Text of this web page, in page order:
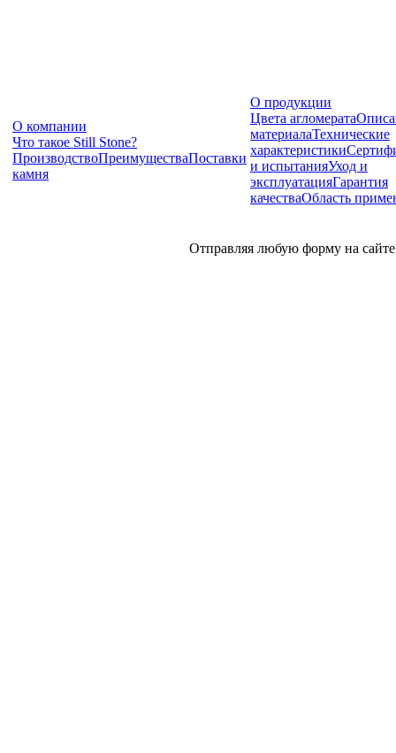
О компании
Что такое Still Stone?
ПроизводствоПреимуществаПоставки
камня
О продукции
Цвета агломерата
материалаТехнические
характеристики
и испытанияУход и
эксплуатацияГарантия
качестваОбласть
Отправляя любую форму на